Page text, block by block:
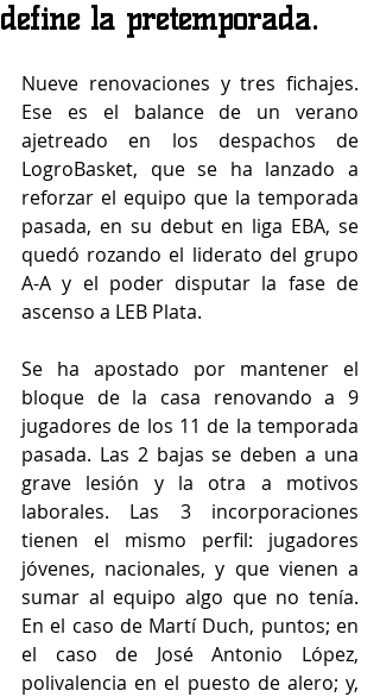
define la pretemporada.
Nueve renovaciones y tres fichajes.
Ese es el balance de un verano
ajetreado en los despachos de
LogroBasket, que se ha lanzado a
reforzar el equipo que la temporada
pasada, en su debut en liga EBA, se
quedó rozando el liderato del grupo
A-A y el poder disputar la fase de
ascenso a LEB Plata.
Se ha apostado por mantener el
bloque de la casa renovando a 9
jugadores de los 11 de la temporada
pasada. Las 2 bajas se deben a una
grave lesión y la otra a motivos
laborales. Las 3 incorporaciones
tienen el mismo perfil: jugadores
jóvenes, nacionales, y que vienen a
sumar al equipo algo que no tenía.
En el caso de Martí Duch, puntos; en
el caso de José Antonio López,
polivalencia en el puesto de alero; y,